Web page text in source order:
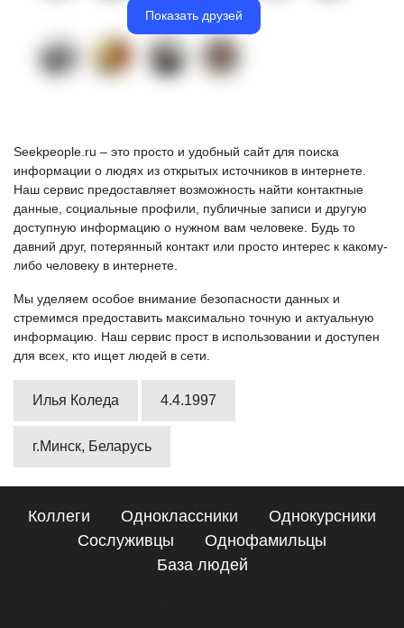
Показать друзей
Seekpeople.ru – это просто и удобный сайт для поиска
информации о людях из открытых источников в интернете.
Наш сервис предоставляет возможность найти контактные
данные, социальные профили, публичные записи и другую
доступную информацию о нужном вам человеке. Будь то
давний друг, потерянный контакт или просто интерес к какому-
либо человеку в интернете.
Мы уделяем особое внимание безопасности данных и
стремимся предоставить максимально точную и актуальную
информацию. Наш сервис прост в использовании и доступен
для всех, кто ищет людей в сети.
Илья Коледа 4.4.1997
г.Минск, Беларусь
Коллеги Одноклассники
Однокурсники
Сослуживцы
Однофамильцы
База людей